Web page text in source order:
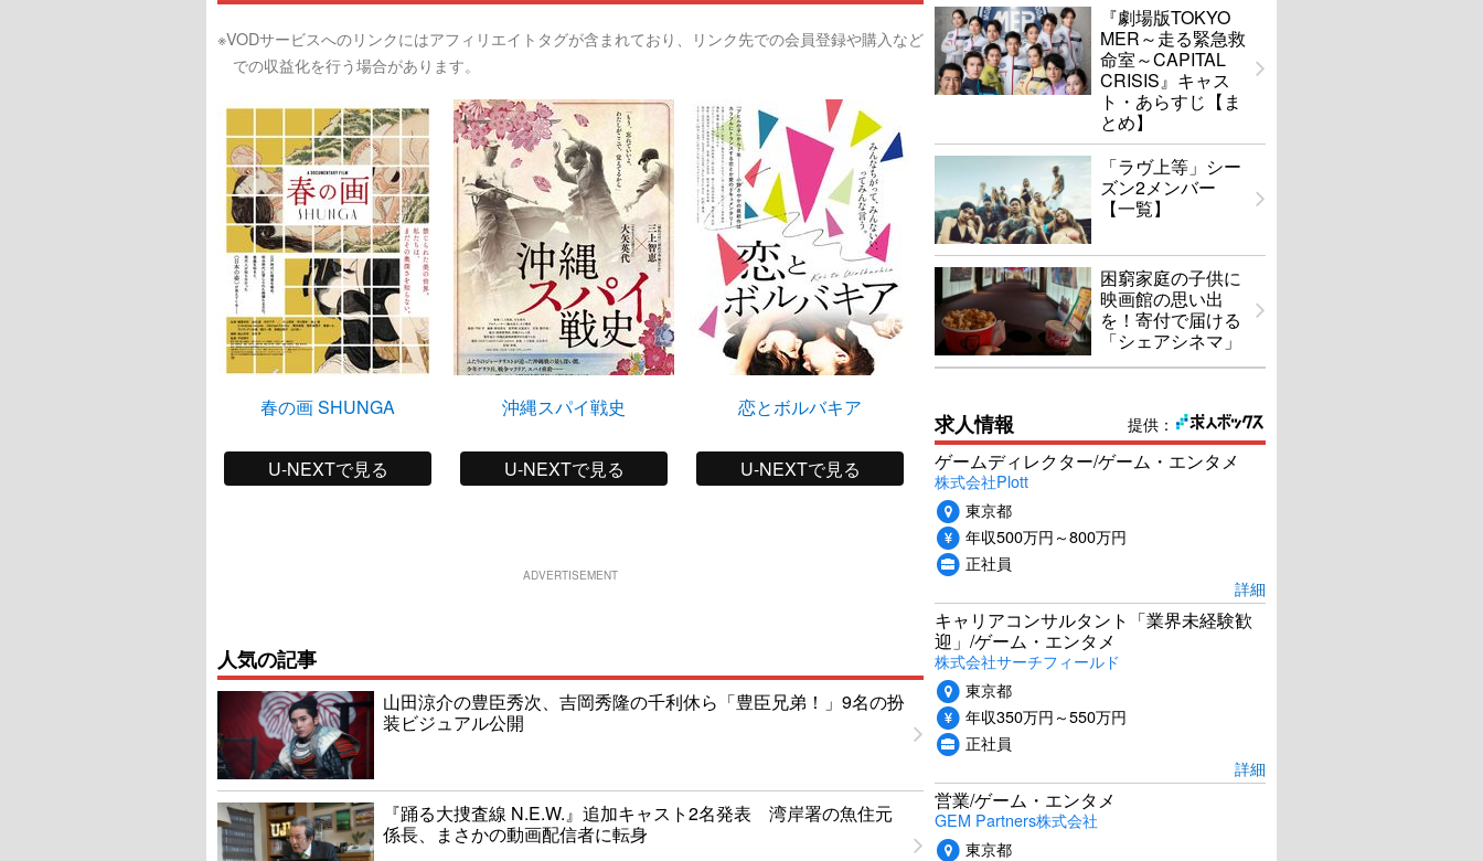
※VODサービスへのリンクにはアフィリエイトタグが含まれており、リンク先での会員登録や購入など
での収益化を行う場合があります。
春の画 SHUNGA
U-NEXTで見る
沖縄スパイ戦史
U-NEXTで見る
恋とボルバキア
U-NEXTで見る U-NEXTで見る
U-NEXTで見る
ADVERTISEMENT
人気の記事
山田涼介の豊臣秀次、吉岡秀隆の千利休ら「豊臣兄弟！」9名の扮
装ビジュアル公開
『踊る大捜査線 N.E.W.』追加キャスト2名発表 湾岸署の魚住元
係長、まさかの動画配信者に転身
『劇場版TOKYO
MER～走る緊急救
命室～CAPITAL
CRISIS』キャス
ト・あらすじ【ま
とめ】
「ラヴ上等」シー
ズン2メンバー
【一覧】
困窮家庭の子供に
映画館の思い出
を！寄付で届ける
「シェアシネマ」
提供：
求人情報
ゲームディレクター/ゲーム・エンタメ
株式会社Plott
東京都
年収500万円～800万円
正社員
詳細
キャリアコンサルタント「業界未経験歓
迎」/ゲーム・エンタメ
株式会社サーチフィールド
東京都
年収350万円～550万円
正社員
詳細
営業/ゲーム・エンタメ
GEM Partners株式会社
東京都